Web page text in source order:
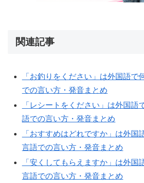
関連記事
「お釣りをください」は外国語で
での言い方・発音まとめ
「レシートをください」は外国語
語での言い方・発音まとめ
「おすすめはどれですか」は外国
言語での言い方・発音まとめ
「安くしてもらえますか」は外国
言語での言い方・発音まとめ